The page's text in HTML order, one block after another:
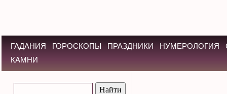
ГАДАНИЯ ГОРОСКОПЫ ПРАЗДНИКИ НУМЕРОЛОГИЯ
КАМНИ